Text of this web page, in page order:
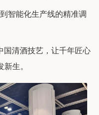
智能化生产线的精准调
国清酒技艺，让千年匠心
生。